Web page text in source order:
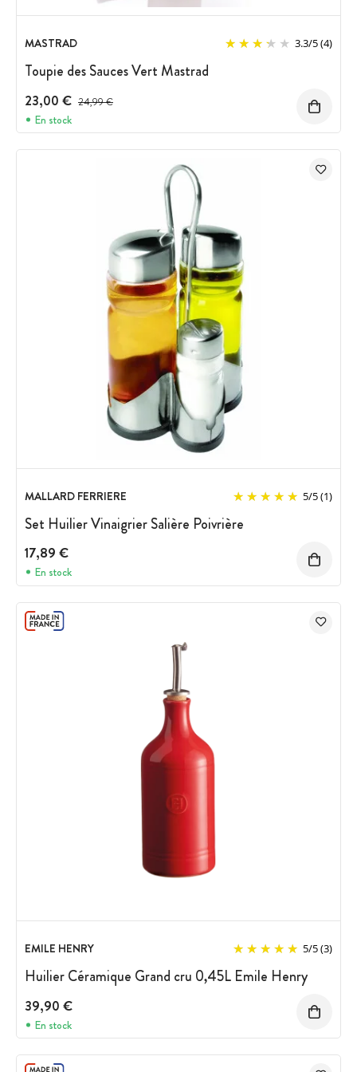
MASTRAD 3.3/5(4)
Toupie des Sauces Vert Mastrad
23,00 € Prix avant réduction :
24,99 €
En stock
MALLARD FERRIERE 5/5(1)
Set Huilier Vinaigrier Salière Poivrière
17,89 €
En stock
EMILE HENRY 5/5(3)
Huilier Céramique Grand cru 0,45L Emile Henry
39,90 €
En stock